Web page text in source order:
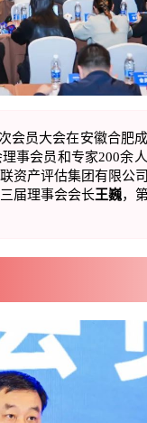
会员大会在安徽合肥
事会员和专家200余
资产评估集团有限公
届理事会会长王巍，